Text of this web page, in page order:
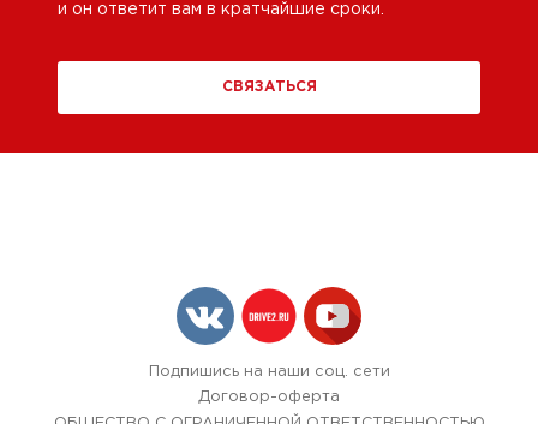
и он ответит вам в кратчайшие сроки.
СВЯЗАТЬСЯ
Подпишись на наши соц. сети
Договор-оферта